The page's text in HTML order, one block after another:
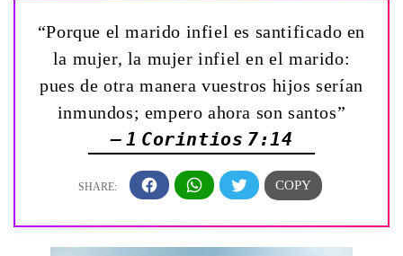
“Porque el marido infiel es santificado en
la mujer, la mujer infiel en el marido:
pues de otra manera vuestros hijos serían
inmundos; empero ahora son santos”
— 1 Corintios 7:14